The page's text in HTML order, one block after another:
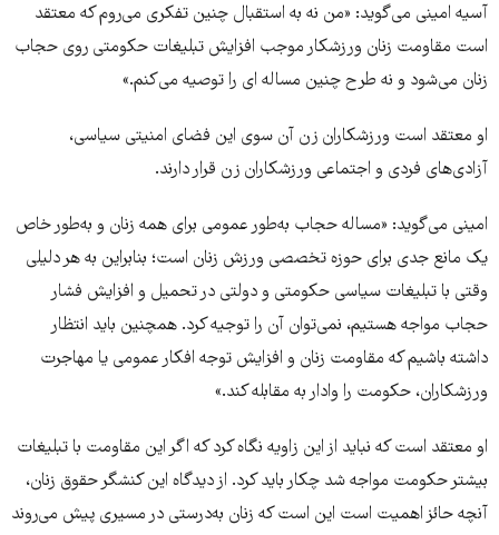
آسیه امینی می‌گوید: «من نه به استقبال چنین تفکری می‌روم که معتقد
است مقاومت زنان ورزشکار موجب افزایش تبلیغات حکومتی روی حجاب
زنان می‌شود و نه طرح چنین مساله ای را توصیه می‌کنم.»
او معتقد است ورزشکاران زن آن سوی این فضای امنیتی سیاسی،
آزادی‌های فردی و اجتماعی ورزشکاران زن قرار دارند.
امینی می‌گوید: «مساله حجاب به‌طور عمومی برای همه زنان و به‌طور خاص
یک مانع جدی برای حوزه تخصصی ورزش زنان است؛ بنابراین به هر دلیلی
وقتی با تبلیغات سیاسی حکومتی و دولتی در تحمیل و افزایش فشار
حجاب مواجه هستیم، نمی‌توان آن را توجیه کرد. همچنین باید انتظار
داشته باشیم که مقاومت زنان و افزایش توجه افکار عمومی یا مهاجرت
ورزشکاران، حکومت را وادار به مقابله ‌کند.»
او معتقد است که نباید از این زاویه نگاه کرد که اگر این مقاومت با تبلیغات
بیشتر حکومت مواجه شد چکار باید کرد. از دیدگاه این کنشگر حقوق زنان،
آنچه حائز اهمیت است این است که زنان به‌درستی در مسیری پیش می‌روند